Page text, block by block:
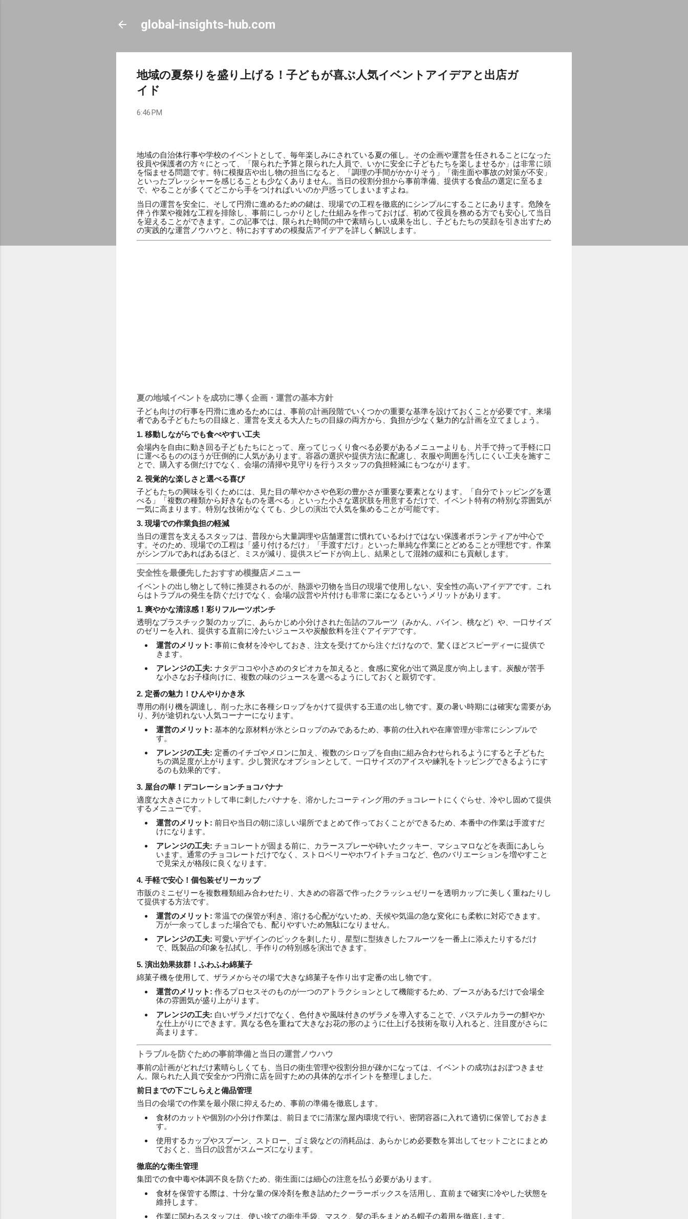
global-insights-hub.com
地域の夏祭りを盛り上げる！子どもが喜ぶ人気イベントアイデアと出店ガ
イド
6:46 PM
地域の自治体行事や学校のイベントとして、毎年楽しみにされている夏の催し。その企画や運営を任されることになった
役員や保護者の方々にとって、「限られた予算と限られた人員で、いかに安全に子どもたちを楽しませるか」は非常に頭
を悩ませる問題です。特に模擬店や出し物の担当になると、「調理の手間がかかりそう」「衛生面や事故の対策が不安」
といったプレッシャーを感じることも少なくありません。当日の役割分担から事前準備、提供する食品の選定に至るま
で、やることが多くてどこから手をつければいいのか戸惑ってしまいますよね。
当日の運営を安全に、そして円滑に進めるための鍵は、現場での工程を徹底的にシンプルにすることにあります。危険を
伴う作業や複雑な工程を排除し、事前にしっかりとした仕組みを作っておけば、初めて役員を務める方でも安心して当日
を迎えることができます。この記事では、限られた時間の中で素晴らしい成果を出し、子どもたちの笑顔を引き出すため
の実践的な運営ノウハウと、特におすすめの模擬店アイデアを詳しく解説します。
夏の地域イベントを成功に導く企画・運営の基本方針
子ども向けの行事を円滑に進めるためには、事前の計画段階でいくつかの重要な基準を設けておくことが必要です。来場
者である子どもたちの目線と、運営を支える大人たちの目線の両方から、負担が少なく魅力的な計画を立てましょう。
1. 移動しながらでも食べやすい工夫
会場内を自由に動き回る子どもたちにとって、座ってじっくり食べる必要があるメニューよりも、片手で持って手軽に口
に運べるもののほうが圧倒的に人気があります。容器の選択や提供方法に配慮し、衣服や周囲を汚しにくい工夫を施すこ
とで、購入する側だけでなく、会場の清掃や見守りを行うスタッフの負担軽減にもつながります。
2. 視覚的な楽しさと選べる喜び
子どもたちの興味を引くためには、見た目の華やかさや色彩の豊かさが重要な要素となります。「自分でトッピングを選
べる」「複数の種類から好きなものを選べる」といった小さな選択肢を用意するだけで、イベント特有の特別な雰囲気が
一気に高まります。特別な技術がなくても、少しの演出で人気を集めることが可能です。
3. 現場での作業負担の軽減
当日の運営を支えるスタッフは、普段から大量調理や店舗運営に慣れているわけではない保護者ボランティアが中心で
す。そのため、現場での工程は「盛り付けるだけ」「手渡すだけ」といった単純な作業にとどめることが理想です。作業
がシンプルであればあるほど、ミスが減り、提供スピードが向上し、結果として混雑の緩和にも貢献します。
安全性を最優先したおすすめ模擬店メニュー
イベントの出し物として特に推奨されるのが、熱源や刃物を当日の現場で使用しない、安全性の高いアイデアです。これ
らはトラブルの発生を防ぐだけでなく、会場の設営や片付けも非常に楽になるというメリットがあります。
1. 爽やかな清涼感！彩りフルーツポンチ
透明なプラスチック製のカップに、あらかじめ小分けされた缶詰のフルーツ（みかん、パイン、桃など）や、一口サイズ
のゼリーを入れ、提供する直前に冷たいジュースや炭酸飲料を注ぐアイデアです。
運営のメリット: 事前に食材を冷やしておき、注文を受けてから注ぐだけなので、驚くほどスピーディーに提供で
きます。
アレンジの工夫: ナタデココや小さめのタピオカを加えると、食感に変化が出て満足度が向上します。炭酸が苦手
な小さなお子様向けに、複数の味のジュースを選べるようにしておくと親切です。
2. 定番の魅力！ひんやりかき氷
専用の削り機を調達し、削った氷に各種シロップをかけて提供する王道の出し物です。夏の暑い時期には確実な需要があ
り、列が途切れない人気コーナーになります。
運営のメリット: 基本的な原材料が氷とシロップのみであるため、事前の仕入れや在庫管理が非常にシンプルで
す。
アレンジの工夫: 定番のイチゴやメロンに加え、複数のシロップを自由に組み合わせられるようにすると子どもた
ちの満足度が上がります。少し贅沢なオプションとして、一口サイズのアイスや練乳をトッピングできるようにす
るのも効果的です。
3. 屋台の華！デコレーションチョコバナナ
適度な大きさにカットして串に刺したバナナを、溶かしたコーティング用のチョコレートにくぐらせ、冷やし固めて提供
するメニューです。
運営のメリット: 前日や当日の朝に涼しい場所でまとめて作っておくことができるため、本番中の作業は手渡すだ
けになります。
アレンジの工夫: チョコレートが固まる前に、カラースプレーや砕いたクッキー、マシュマロなどを表面にあしら
います。通常のチョコレートだけでなく、ストロベリーやホワイトチョコなど、色のバリエーションを増やすこと
で見栄えが格段に良くなります。
4. 手軽で安心！個包装ゼリーカップ
市販のミニゼリーを複数種類組み合わせたり、大きめの容器で作ったクラッシュゼリーを透明カップに美しく重ねたりし
て提供する方法です。
運営のメリット: 常温での保管が利き、溶ける心配がないため、天候や気温の急な変化にも柔軟に対応できます。
万が一余ってしまった場合でも、配りやすいため無駄になりません。
アレンジの工夫: 可愛いデザインのピックを刺したり、星型に型抜きしたフルーツを一番上に添えたりするだけ
で、既製品の印象を払拭し、手作りの特別感を演出できます。
5. 演出効果抜群！ふわふわ綿菓子
綿菓子機を使用して、ザラメからその場で大きな綿菓子を作り出す定番の出し物です。
運営のメリット: 作るプロセスそのものが一つのアトラクションとして機能するため、ブースがあるだけで会場全
体の雰囲気が盛り上がります。
アレンジの工夫: 白いザラメだけでなく、色付きや風味付きのザラメを導入することで、パステルカラーの鮮やか
な仕上がりにできます。異なる色を重ねて大きなお花の形のように仕上げる技術を取り入れると、注目度がさらに
高まります。
トラブルを防ぐための事前準備と当日の運営ノウハウ
事前の計画がどれだけ素晴らしくても、当日の衛生管理や役割分担が疎かになっては、イベントの成功はおぼつきませ
ん。限られた人員で安全かつ円滑に店を回すための具体的なポイントを整理しました。
前日までの下ごしらえと備品管理
当日の会場での作業を最小限に抑えるため、事前の準備を徹底します。
食材のカットや個別の小分け作業は、前日までに清潔な屋内環境で行い、密閉容器に入れて適切に保管しておきま
す。
使用するカップやスプーン、ストロー、ゴミ袋などの消耗品は、あらかじめ必要数を算出してセットごとにまとめ
ておくと、当日の設営がスムーズになります。
徹底的な衛生管理
集団での食中毒や体調不良を防ぐため、衛生面には細心の注意を払う必要があります。
食材を保管する際は、十分な量の保冷剤を敷き詰めたクーラーボックスを活用し、直前まで確実に冷やした状態を
維持します。
作業に関わるスタッフは、使い捨ての衛生手袋、マスク、髪の毛をまとめる帽子の着用を徹底します。